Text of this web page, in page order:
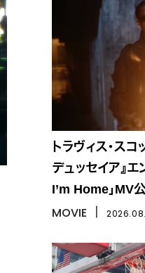
トラヴィス・スコ
デュッセイア』
I’m Home」MV
MOVIE